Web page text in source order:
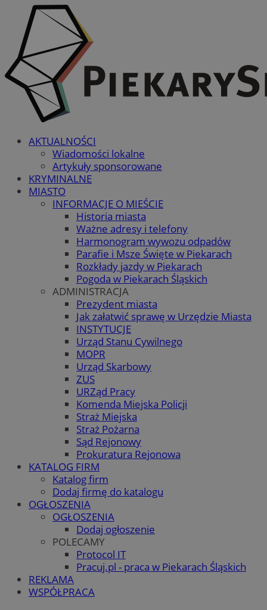
AKTUALNOŚCI
Wiadomości lokalne
Artykuły sponsorowane
KRYMINALNE
MIASTO
INFORMACJE O MIEŚCIE
Historia miasta
Ważne adresy i telefony
Harmonogram wywozu odpadów
Parafie i Msze Święte w Piekarach
Rozkłady jazdy w Piekarach
Pogoda w Piekarach Śląskich
ADMINISTRACJA
Prezydent miasta
Jak załatwić sprawę w Urzędzie Miasta
INSTYTUCJE
Urząd Stanu Cywilnego
MOPR
Urząd Skarbowy
ZUS
URZąd Pracy
Komenda Miejska Policji
Straż Miejska
Straż Pożarna
Sąd Rejonowy
Prokuratura Rejonowa
KATALOG FIRM
Katalog firm
Dodaj firmę do katalogu
OGŁOSZENIA
OGŁOSZENIA
Dodaj ogłoszenie
POLECAMY
Protocol IT
Pracuj.pl - praca w Piekarach Śląskich
REKLAMA
WSPÓŁPRACA